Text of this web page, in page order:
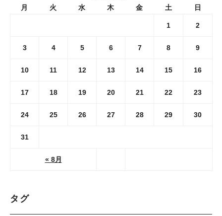
月
火 水 木 金 土 日
« 8月
1 2
3 4 5 6 7 8 9
10 11 12 13 14 15 16
17 18 19 20 21 22 23
24 25 26 27 28 29 30
31
タグ